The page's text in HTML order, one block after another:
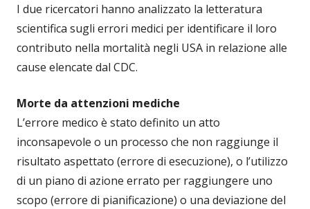
I due ricercatori hanno analizzato la letteratura
scientifica sugli errori medici per identificare il loro
contributo nella mortalità negli USA in relazione alle
cause elencate dal CDC.
Morte da attenzioni mediche
L’errore medico è stato definito un atto
inconsapevole o un processo che non raggiunge il
risultato aspettato (errore di esecuzione), o l’utilizzo
di un piano di azione errato per raggiungere uno
scopo (errore di pianificazione) o una deviazione del